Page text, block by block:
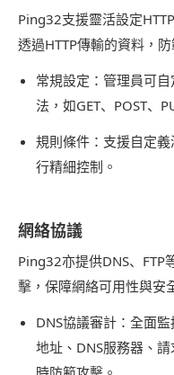
Ping32支援靈活設定
透過HTTP傳輸的資料，
常規設定：管理員可
法，如GET、POST、
規則條件：支援自定
行精細控制。
網絡協議
Ping32亦提供DNS、FTP
擊，保障網絡可用性與安
DNS協議審計：全面
地址、DNS服務器、